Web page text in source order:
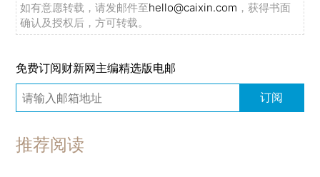
如有意愿转载，请发邮件至hello@caixin.com ，获得书面
确认及授权后，方可转载。
免费订阅财新网主编精选版电邮
订阅
推荐阅读